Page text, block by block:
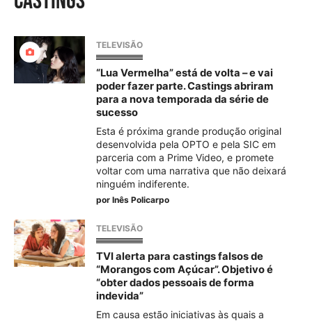
TELEVISÃO
“Lua Vermelha” está de volta – e vai
poder fazer parte. Castings abriram
para a nova temporada da série de
sucesso
Esta é próxima grande produção original
desenvolvida pela OPTO e pela SIC em
parceria com a Prime Video, e promete
voltar com uma narrativa que não deixará
ninguém indiferente.
por Inês Policarpo
TELEVISÃO
TVI alerta para castings falsos de
“Morangos com Açúcar”. Objetivo é
“obter dados pessoais de forma
indevida”
Em causa estão iniciativas às quais a